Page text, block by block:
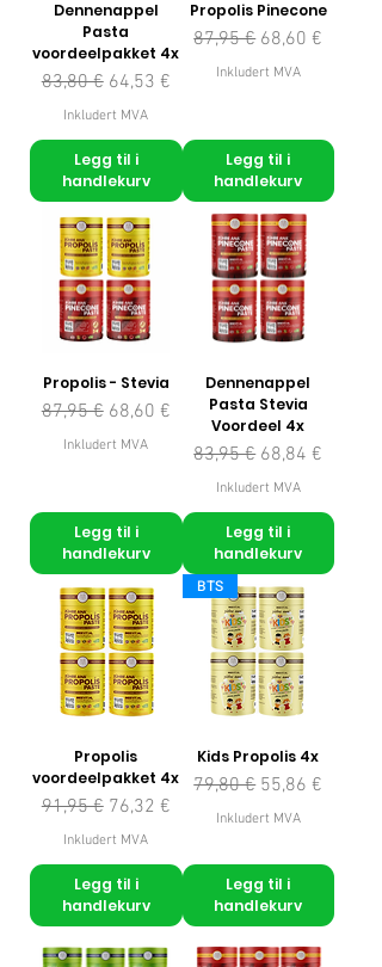
Dennenappel
Pasta
voordeelpakket 4x
Vanlig pris
83,80 € Salgspris
64,53 €
Inkludert MVA
Legg til i
handlekurv
Propolis Pinecone
Vanlig pris
87,95 € Salgspris
68,60 €
Inkludert MVA
Legg til i
handlekurv
Propolis - Stevia
Vanlig pris
87,95 € Salgspris
68,60 €
Inkludert MVA
Legg til i
handlekurv
Dennenappel
Pasta Stevia
Voordeel 4x
Vanlig pris
83,95 € Salgspris
68,84 €
Inkludert MVA
Legg til i
handlekurv
Propolis
voordeelpakket 4x
Vanlig pris
91,95 € Salgspris
76,32 €
Inkludert MVA
Legg til i
handlekurv
BTS
Kids Propolis 4x
Vanlig pris
79,80 € Salgspris
55,86 €
Inkludert MVA
Legg til i
handlekurv